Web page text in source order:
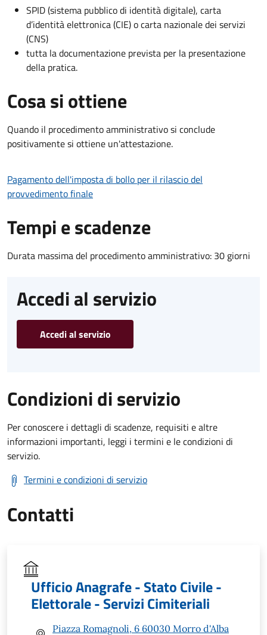
SPID (sistema pubblico di identità digitale), carta
d’identità elettronica (CIE) o carta nazionale dei servizi
(CNS)
tutta la documentazione prevista per la presentazione
della pratica.
Cosa si ottiene
Quando il procedimento amministrativo si conclude
positivamente si ottiene un'attestazione.
Pagamento dell'imposta di bollo per il rilascio del
provvedimento finale
Tempi e scadenze
Durata massima del procedimento amministrativo: 30 giorni
Accedi al servizio
Accedi al servizio
Condizioni di servizio
Per conoscere i dettagli di scadenze, requisiti e altre
informazioni importanti, leggi i termini e le condizioni di
servizio.
Termini e condizioni di servizio
Contatti
Ufficio Anagrafe - Stato Civile -
Elettorale - Servizi Cimiteriali
Piazza Romagnoli, 6 60030 Morro d'Alba